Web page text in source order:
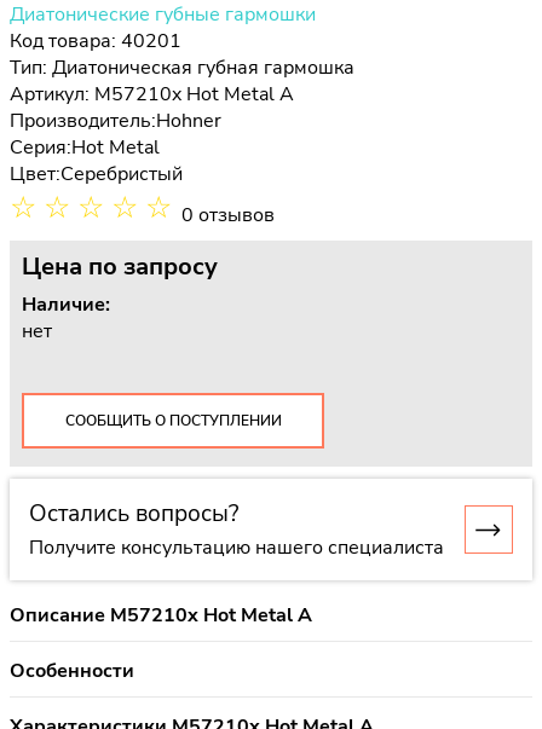
Диатонические губные гармошки
Код товара: 40201
Тип: Диатоническая губная гармошка
Артикул: M57210x Hot Metal A
Производитель:Hohner
Серия:Hot Metal
Цвет:Серебристый
☆ ☆ ☆ ☆ ☆ 0 отзывов
Цена по запросу
Наличие:
нет
СООБЩИТЬ О ПОСТУПЛЕНИИ
Остались вопросы?
Получите консультацию нашего специалиста
Описание M57210x Hot Metal A
Особенности